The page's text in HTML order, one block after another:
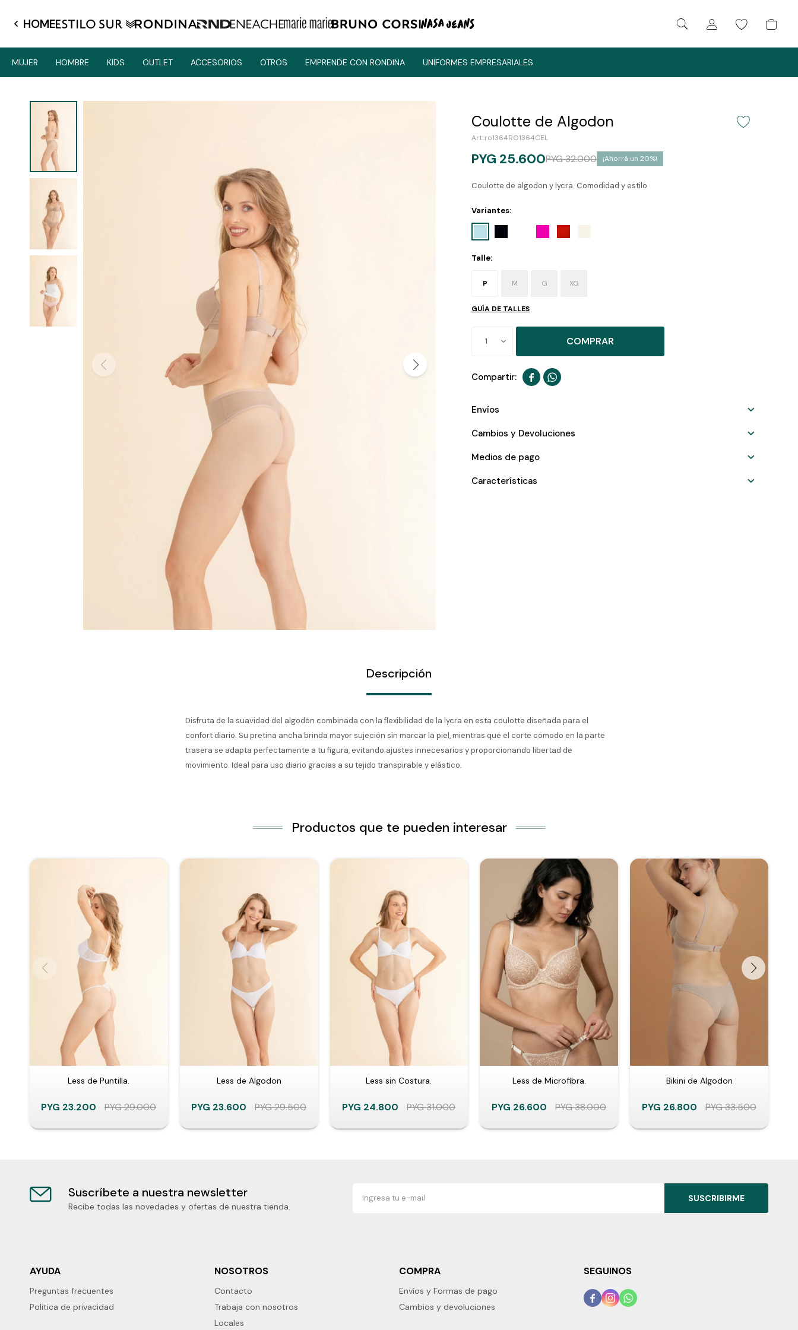
HOME
MUJER HOMBRE KIDS OUTLET ACCESORIOS OTROS EMPRENDE CON RONDINA UNIFORMES EMPRESARIALES
Coulotte de Algodon
ro1364RO1364CEL
PYG 25.600PYG32.000 20
Coulotte de algodon y lycra. Comodidad y estilo
Variantes:
Talle:
P M G XG
GUÍA DE TALLES
1 COMPRAR
 
Envíos
Cambios y Devoluciones
Medios de pago
Características
Descripción
Disfruta de la suavidad del algodón combinada con la flexibilidad de la lycra en esta coulotte diseñada para el
confort diario. Su pretina ancha brinda mayor sujeción sin marcar la piel, mientras que el corte cómodo en la parte
trasera se adapta perfectamente a tu figura, evitando ajustes innecesarios y proporcionando libertad de
movimiento. Ideal para uso diario gracias a su tejido transpirable y elástico.
Productos que te pueden interesar
Less de Puntilla.
PYG 23.200 PYG29.000
Less de Algodon
PYG 23.600 PYG29.500
Less sin Costura.
PYG 24.800 PYG31.000
Less de Microfibra.
PYG 26.600 PYG38.000
Bikini de Algodon
PYG 26.800 PYG33.500
Suscríbete a nuestra newsletter
Recibe todas las novedades y ofertas de nuestra tienda.
SUSCRIBIRME
AYUDA
Preguntas frecuentes
Politica de privacidad
NOSOTROS
Contacto
Trabaja con nosotros
Locales
COMPRA
Envíos y Formas de pago
Cambios y devoluciones
SEGUINOS
  